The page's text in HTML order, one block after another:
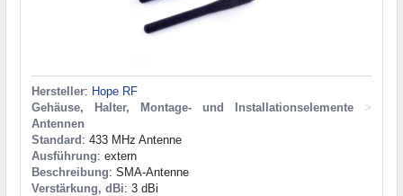
Hersteller: Hope RF
Gehäuse, Halter, Montage- und Installationselemente
>
Antennen
Standard : 433 MHz Antenne
Ausführung: extern
Beschreibung: SMA-Antenne
Verstärkung, dBi: 3 dBi